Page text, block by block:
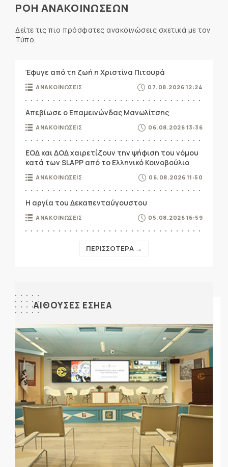
ΡΟΗ ΑΝΑΚΟΙΝΩΣΕΩΝ
Δείτε τις πιο πρόσφατες ανακοινώσεις σχετικά με τον
Τύπο.
Έφυγε από τη ζωή η Χριστίνα Πιτουρά
ΑΝΑΚΟΙΝΩΣΕΙΣ 07.08.2026 12:24
Απεβίωσε ο Επαμεινώνδας Μανωλίτσης
ΑΝΑΚΟΙΝΩΣΕΙΣ 06.08.2026 13:36
ΕΟΔ και ΔΟΔ χαιρετίζουν την ψήφιση του νόμου
κατά των SLAPP από το Ελληνικό Κοινοβούλιο
ΑΝΑΚΟΙΝΩΣΕΙΣ 06.08.2026 11:50
Η αργία του Δεκαπενταύγουστου
ΑΝΑΚΟΙΝΩΣΕΙΣ 05.08.2026 16:59
ΠΕΡΙΣΣΟΤΕΡΑ →
ΑΙΘΟΥΣΕΣ ΕΣΗΕΑ